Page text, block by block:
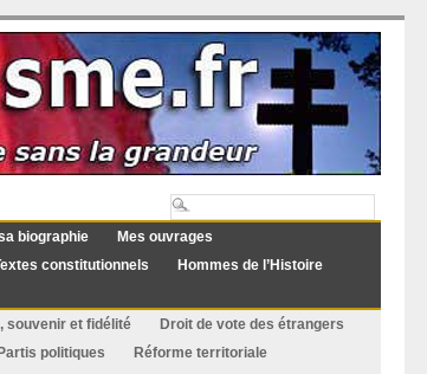
biographie
Mes ouvrages
constitutionnels
Hommes de l’Histoire
souvenir et fidélité
Droit de vote des étrangers
Partis politiques
Réforme territoriale